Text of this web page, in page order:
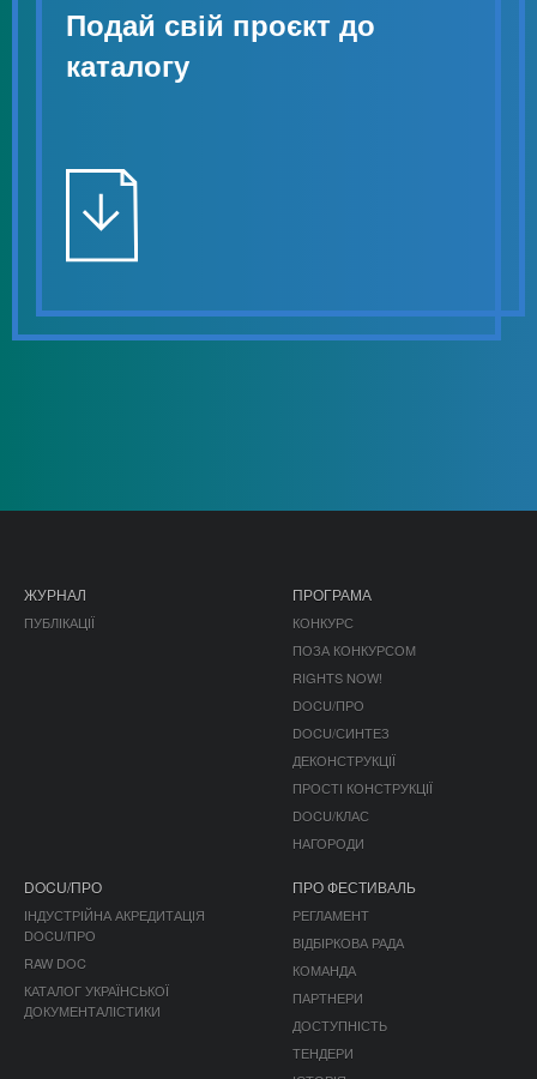
Подай свій проєкт до
каталогу
ЖУРНАЛ
ПУБЛІКАЦІЇ
ПРОГРАМА
КОНКУРС
ПОЗА КОНКУРСОМ
RIGHTS NOW!
DOCU/ПРО
DOCU/СИНТЕЗ
ДЕКОНСТРУКЦІЇ
ПРОСТІ КОНСТРУКЦІЇ
DOCU/КЛАС
НАГОРОДИ
DOCU/ПРО
ІНДУСТРІЙНА АКРЕДИТАЦІЯ
DOCU/ПРО
RAW DOC
КАТАЛОГ УКРАЇНСЬКОЇ
ДОКУМЕНТАЛІСТИКИ
ПРО ФЕСТИВАЛЬ
РЕГЛАМЕНТ
ВІДБІРКОВА РАДА
КОМАНДА
ПАРТНЕРИ
ДОСТУПНІСТЬ
ТЕНДЕРИ